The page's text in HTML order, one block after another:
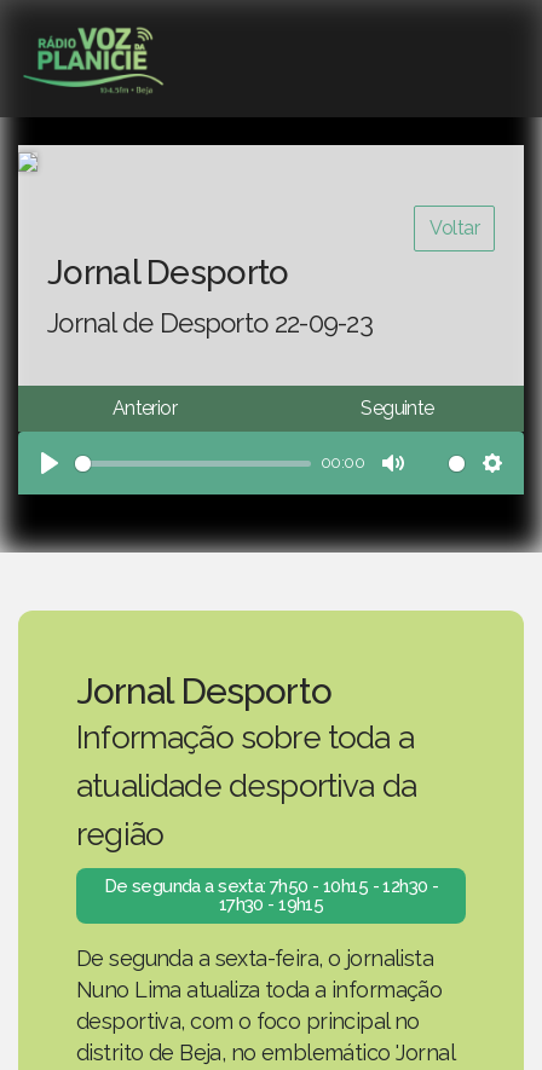
Voltar
Jornal Desporto
Jornal de Desporto 22-09-23
Anterior Seguinte
Play
00:00
Mute
Jornal Desporto
Informação sobre toda a
atualidade desportiva da
região
De segunda a sexta: 7h50 - 10h15 - 12h30 -
17h30 - 19h15
De segunda a sexta-feira, o jornalista
Nuno Lima atualiza toda a informação
desportiva, com o foco principal no
distrito de Beja, no emblemático 'Jornal